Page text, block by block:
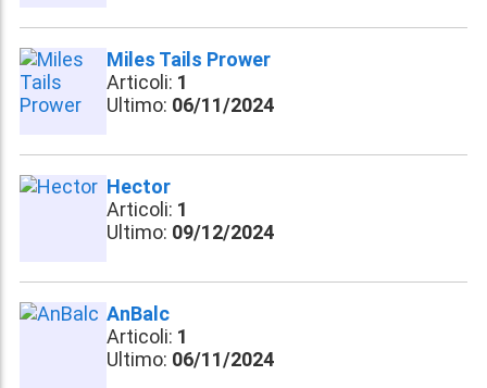
Miles Tails Prower
Articoli: 1
Ultimo: 06/11/2024
Hector
Articoli: 1
Ultimo: 09/12/2024
AnBalc
Articoli: 1
Ultimo: 06/11/2024